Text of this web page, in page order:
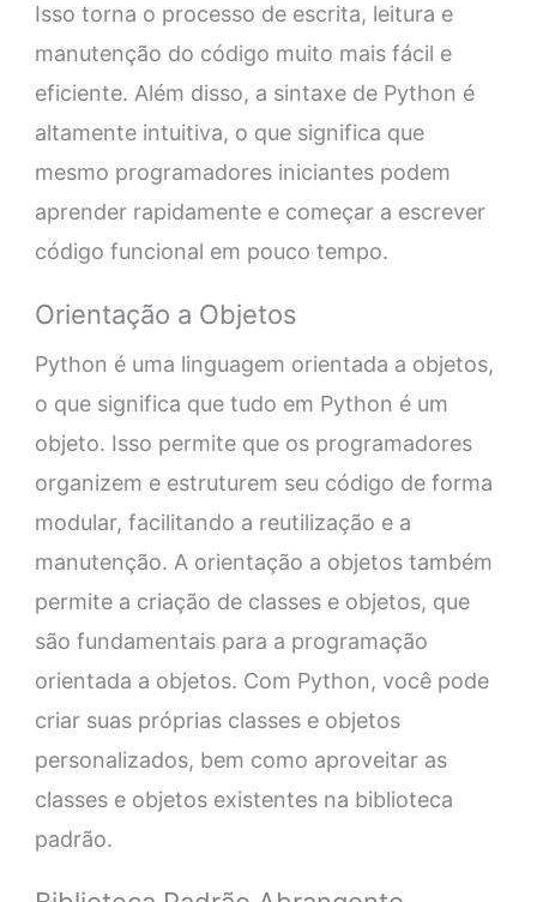
Isso torna o processo de escrita, leitura e
manutenção do código muito mais fácil e
eficiente. Além disso, a sintaxe de Python é
altamente intuitiva, o que significa que
mesmo programadores iniciantes podem
aprender rapidamente e começar a escrever
código funcional em pouco tempo.
Orientação a Objetos
Python é uma linguagem orientada a objetos,
o que significa que tudo em Python é um
objeto. Isso permite que os programadores
organizem e estruturem seu código de forma
modular, facilitando a reutilização e a
manutenção. A orientação a objetos também
permite a criação de classes e objetos, que
são fundamentais para a programação
orientada a objetos. Com Python, você pode
criar suas próprias classes e objetos
personalizados, bem como aproveitar as
classes e objetos existentes na biblioteca
padrão.